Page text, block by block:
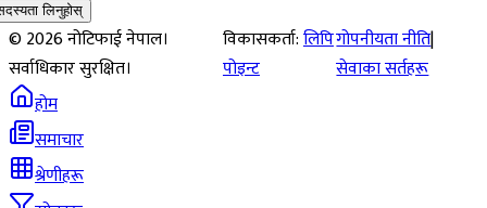
लिनुहोस्
©2026नोटिफाई नेपाल।
सर्वाधिकार सुरक्षित।
विकासकर्ता:लिपि
पोइन्ट
गोपनीयता नीति|
सेवाका सर्तहरू
होम
समाचार
श्रेणीहरू